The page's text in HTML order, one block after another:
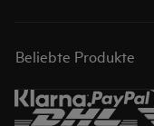
Beliebte Produkte